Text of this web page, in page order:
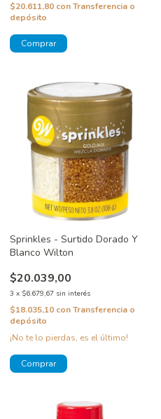
$20.611,80 conTransferencia o
depósito
Sprinkles - Surtido Dorado Y
Blanco Wilton
$20.039,00
3 x $6.679,67 sin interés
$18.035,10 conTransferencia o
depósito
¡No te lo pierdas, es el último!